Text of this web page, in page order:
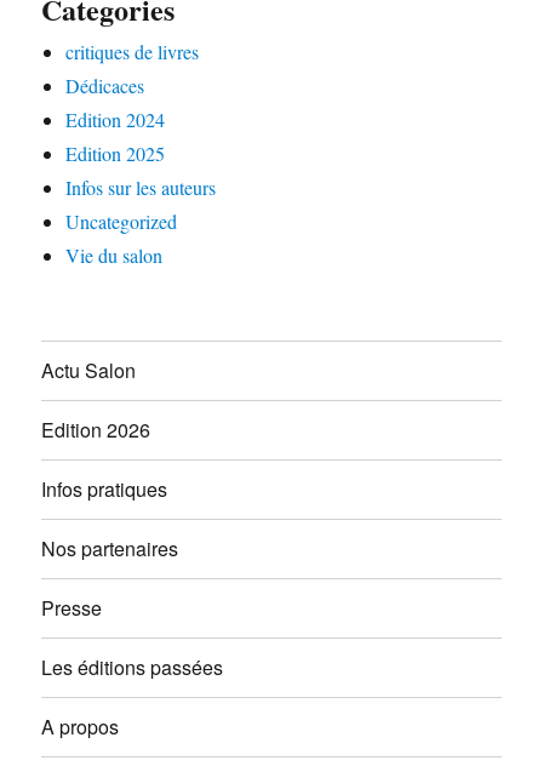
Categories
critiques de livres
Dédicaces
Edition 2024
Edition 2025
Infos sur les auteurs
Uncategorized
Vie du salon
Actu Salon
Edition 2026
Infos pratiques
Nos partenaires
Presse
Les éditions passées
A propos